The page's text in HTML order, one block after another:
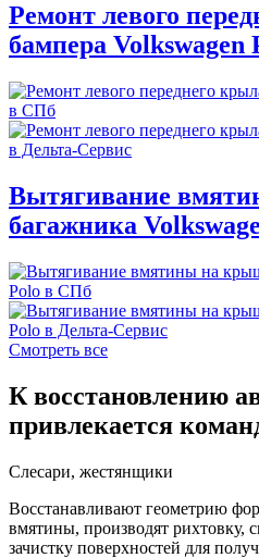
Ремонт левого
бампера Volkswagen
Вытягивание
багажника
Смотреть все
К восстановлению
привлекается
Слесари, жестянщики
Восстанавливают геометрию
вмятины, производят рихтовку,
зачистку поверхностей для